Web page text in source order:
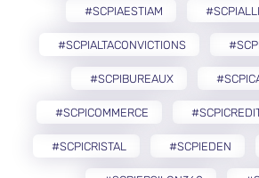
#SCPIAESTIAM
#SCPIALTACONVICTIONS
#SCPIBUREAUX
#SCPICOMMERCE
#SCPICRISTAL #SCPIEDEN